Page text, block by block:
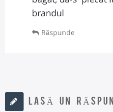
brandul
Răspunde
LASĂ UN